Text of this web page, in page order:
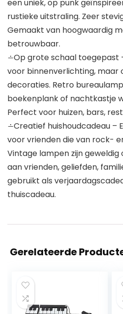
een uniek, op punk
rustieke uitstraling. Zeer
Gemaakt van hoogwaardig
betrouwbaar.
∸Op grote schaal toegepast
voor binnenverlichting, maar
decoraties. Retro
boekenplank of nachtkastje
Perfect voor huizen, bars,
∸Creatief huishoudcadeau –
voor vrienden die van rock-
Vintage lampen zijn
aan vrienden, geliefden,
gebruikt als
thuiscadeau.
Gerelateerde